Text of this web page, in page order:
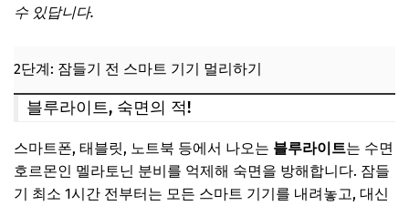
수 있답니다.
2단계: 잠들기 전 스마트 기기 멀리하기
블루라이트, 숙면의 적!
스마트폰, 태블릿, 노트북 등에서 나오는 블루라이트는 수면
호르몬인 멜라토닌 분비를 억제해 숙면을 방해합니다. 잠들
기 최소 1시간 전부터는 모든 스마트 기기를 내려놓고, 대신